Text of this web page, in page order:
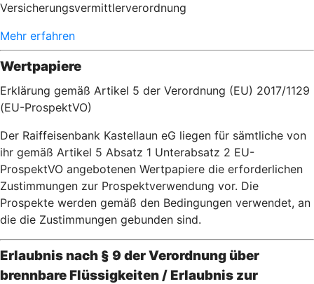
Versicherungsvermittlerverordnung
Mehr erfahren
Wertpapiere
Erklärung gemäß Artikel 5 der Verordnung (EU) 2017/1129
(EU-ProspektVO)
Der Raiffeisenbank Kastellaun eG liegen für sämtliche von
ihr gemäß Artikel 5 Absatz 1 Unterabsatz 2 EU-
ProspektVO angebotenen Wertpapiere die erforderlichen
Zustimmungen zur Prospektverwendung vor. Die
Prospekte werden gemäß den Bedingungen verwendet, an
die die Zustimmungen gebunden sind.
Erlaubnis nach § 9 der Verordnung über
brennbare Flüssigkeiten / Erlaubnis zur